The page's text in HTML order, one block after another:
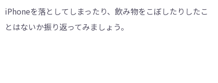
iPhoneを落としてしまったり、飲み物をこぼしたりしたこ
とはないか振り返ってみましょう。